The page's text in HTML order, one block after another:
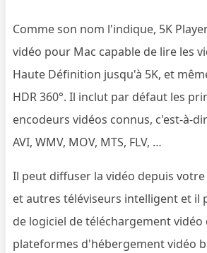
Comme son nom l'indique, 5K
vidéo pour Mac capable de lire les
Haute Définition jusqu'à 5K, et
HDR 360°. Il inclut par défaut les
encodeurs vidéos connus, c'est-à-
AVI, WMV, MOV, MTS, FLV, …
Il peut diffuser la vidéo depuis votre
et autres téléviseurs intelligent et il
de logiciel de téléchargement vidéo
plateformes d'hébergement vidéo